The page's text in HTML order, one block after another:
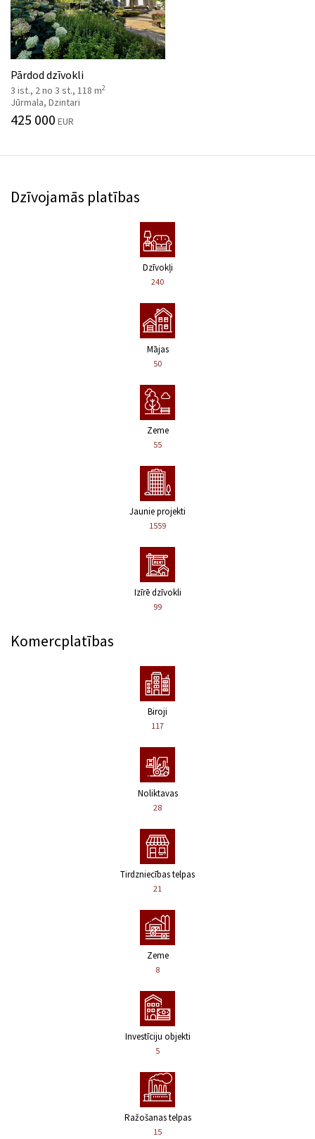
Pārdod dzīvokli
3 ist., 2 no 3 st., 118 m2
Jūrmala, Dzintari
425 000 EUR
Dzīvojamās platības
Dzīvokļi
240
Mājas
50
Zeme
55
Jaunie projekti
1559
Izīrē dzīvokli
99
Komercplatības
Biroji
117
Noliktavas
28
Tirdzniecības telpas
21
Zeme
8
Investīciju objekti
5
Ražošanas telpas
15